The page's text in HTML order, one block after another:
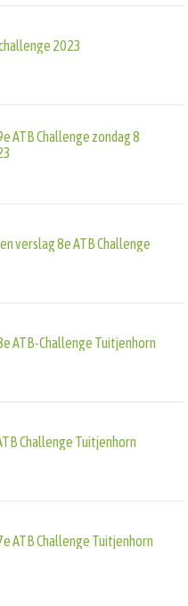
2023
ATB Challenge zondag 8
verslag 8e ATB Challenge
ATB-Challenge Tuitjenhorn
Challenge Tuitjenhorn
ATB Challenge Tuitjenhorn